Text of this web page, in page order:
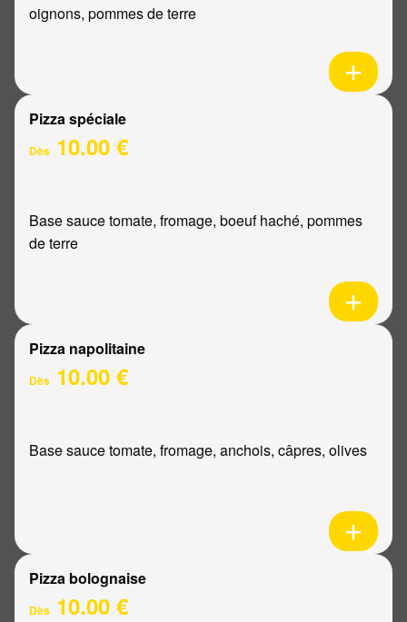
oignons, pommes de terre
Pizza spéciale
Dès 10.00 €
Base sauce tomate, fromage, boeuf haché, pommes
de terre
Pizza napolitaine
Dès 10.00 €
Base sauce tomate, fromage, anchois, câpres, olives
Pizza bolognaise
Dès 10.00 €